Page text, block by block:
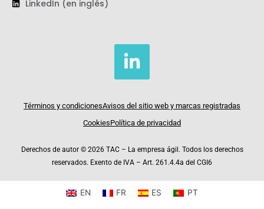
LinkedIn (en inglés)
L
i
k
e
i
n
-
Términos y condicionesAvisos del sitio web y marcas registradas
CookiesPolítica de privacidad
Derechos de autor © 2026 TAC – La empresa ágil. Todos los derechos
reservados. Exento de IVA – Art. 261.4.4a del CGI6
EN FR ES PT